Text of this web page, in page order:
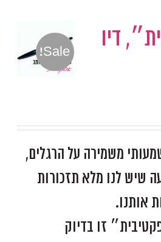
Sale!
דיו
משמירה על הרגלים,
שיש לנו מלא תזכורות
אותנו.
זו בדיוק